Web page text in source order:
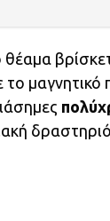
το μαγνητικό